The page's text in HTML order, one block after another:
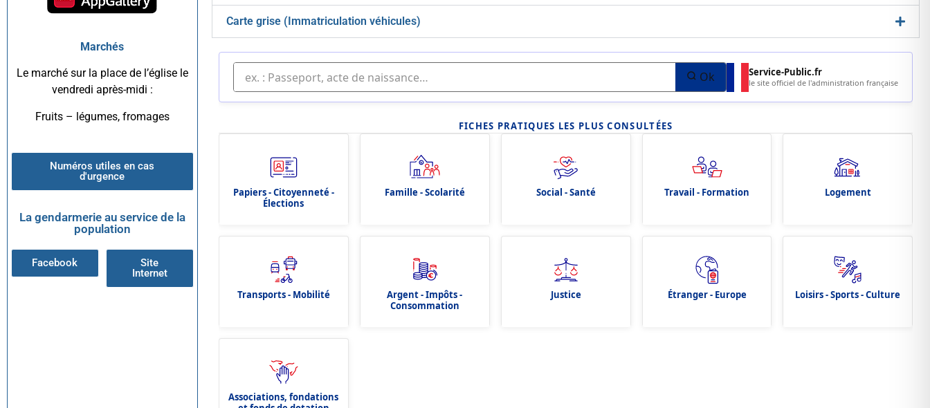
Marchés
Le marché sur la place de l’église le
vendredi après-midi :
Fruits – légumes, fromages
Numéros utiles en cas
d'urgence
La gendarmerie au service de la
population
Facebook
Site
Internet
Carte grise (Immatriculation véhicules)
Ok Service-Public.fr
le site officiel de l'administration française
FICHES PRATIQUES LES PLUS CONSULTÉES
Papiers - Citoyenneté -
Élections
Famille - Scolarité Social - Santé Travail - Formation Logement
Transports - Mobilité
Argent - Impôts -
Consommation
Justice Étranger - Europe Loisirs - Sports - Culture
Associations, fondations